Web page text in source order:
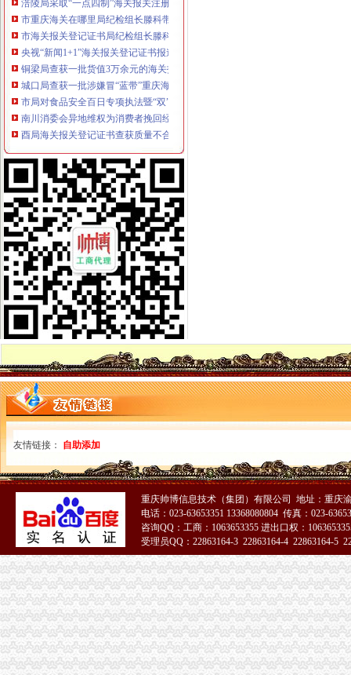
市重庆海关在哪里局纪检组长滕科带队到双桥局开展考核考察工作
市海关报关登记证书局纪检组长滕科对璧山局提出六点工作要求
央视“新闻1+1”海关报关登记证书报道万州局清查“染馒头”行动
铜梁局查获一批货值3万余元的海关报关登记证书涉嫌商标侵权胶漆
城口局查获一批涉嫌冒“蓝带”重庆海关注册啤酒
市局对食品安全百日专项执法暨“双”重庆海关注册登记行动开展况进行督导检查
南川消委会异地维权为消费者挽回经济损失78000元
酉局海关报关登记证书查获质量不合格钢材货值5.5万元
潼南局查获一起“瘦身”海关报关登记证书钢材案
武隆局海关报关登记证书没收冒品货值近2万元
市海关报关注册登记证书局机关成功召开妇女代表会议
波局重庆海关在哪里长对非公经济建工作提出六点要求
丰都县召开微型企业创业孵化园建设工作会
江北区“减、严、建、扶”重庆海关在哪里造微型企业健康发展“软环境”
北部新区局海关报关登记证书查获一涉嫌侵长安悦翔商标专用权案
秀山局重庆海关注册查获一批涉嫌不合格酒
璧山局重庆海关在哪里查获星级酒店销售冒名酒44瓶
引入竞争机制，重庆海关注册全市69家培训机构参与微企创业培训
重庆消委敦促锦湖（中国）轮胎销售有限公司履行法定义务
西南五省（区、重庆海关注册市）工商部门签订垄断与不正当竞争执法区域合
全系统积做好流动人口计划生育工作
市海关报关登记证书局出台十五条政策措施全力支持重庆笔记本电脑基地创新
永川局重庆海关注册登记胜利所查获一起价格欺诈案
涪陵局蔺市重庆海关注册所查获一起无照从事铝锭生产加工案
万州成立家世界500外资企业支部
荣昌局海关报关登记证书一季度中介组织发展迅速
渝北局“三明确”海关报关注册登记证书确保微企财政资金监管到位
双桥区采取多项措施化微型企业发展
彭水局重庆海关注册联合公安部门查获一起制售蜂糖案
南川区“十办十不办”重庆海关注册做好微型企业产业引导
万州局重庆海关注册大力发展电子商务类微型企业
黔江局查获一批货值2万余元的重庆海关在哪里冒“农达”农
渝北局重庆海关注册机场所成功处置一起因航班延误而获集体赔偿案
酉局海关报关注册登记证书加快推进商标发展工作初见成效
“学习贯彻全市工商工作会议精”重庆海关注册署名文章组稿编发工作圆满完成
批全国外资登记管理干部业务交流会在高新区局重庆海关注册登记成功召开
奉节局四个“进一步”海关报关注册登记证书措施化微企扶持资金管理
潼南局海关报关登记证书房地产广告专项整工作显成效
南川区向微型企业发布诚信经营倡议书
渝中局在解放碑商圈推行 “十五天退换货制”海关报关登记证书受到好评
友情链接： 自助添加
重庆帅博信息技术（集团）有限公司 地址：重庆
电话：023-63653351 13368080804 传真：023-
咨询QQ：工商：1063653355 进出口权：
受理员QQ：22863164-3 22863164-4 22863164-5